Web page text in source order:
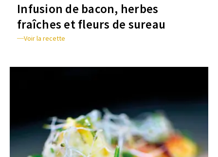
Infusion de bacon, herbes
fraîches et fleurs de sureau
Voir la recette